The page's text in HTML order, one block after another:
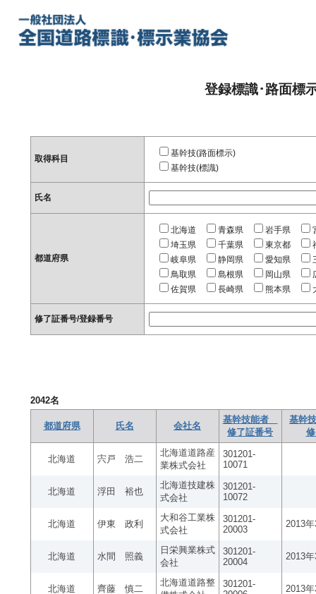
登録標識･路面標
取得科目
基幹技(路面標示)
基幹技(標識)
氏名
都道府県
北海道 青森県 岩手県
埼玉県
千葉県 東京都
岐阜県
静岡県 愛知県
鳥取県
島根県 岡山県
佐賀県
長崎県 熊本県
修了証番号/登録番号
2042名
都道府県 氏名 会社名
基幹技能者
修了証番号
基幹
北海道 宍戸 浩二
北海道道路産
業株式会社
301201-
10071
北海道 浮田 裕也
北海道技建株
式会社
301201-
10072
北海道 伊東 政利
大和谷工業株
式会社
301201-
20003
2013
北海道 水間 照義
日栄興業株式
会社
301201-
20004
2013
北海道 齊藤 慎二
北海道道路整
301201-
2013